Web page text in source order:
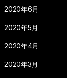
2020年6月
2020年5月
2020年4月
2020年3月